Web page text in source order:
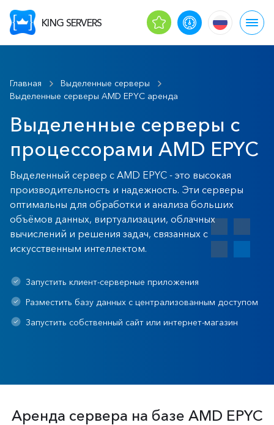
KING SERVERS
Главная
Выделенные серверы
Выделенные серверы AMD EPYC аренда
Выделенные серверы с
процессорами AMD EPYC
Выделенный сервер с AMD EPYC - это высокая
производительность и надежность. Эти серверы
оптимальны для обработки и анализа больших
объёмов данных, виртуализации, облачных
вычислений и решения задач, связанных с
искусственным интеллектом.
Запустить клиент-серверные приложения
Разместить базу данных с централизованным доступом
Запустить собственный сайт или интернет-магазин
Аренда сервера на базе AMD EPYC